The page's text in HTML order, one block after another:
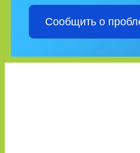
Сообщить о